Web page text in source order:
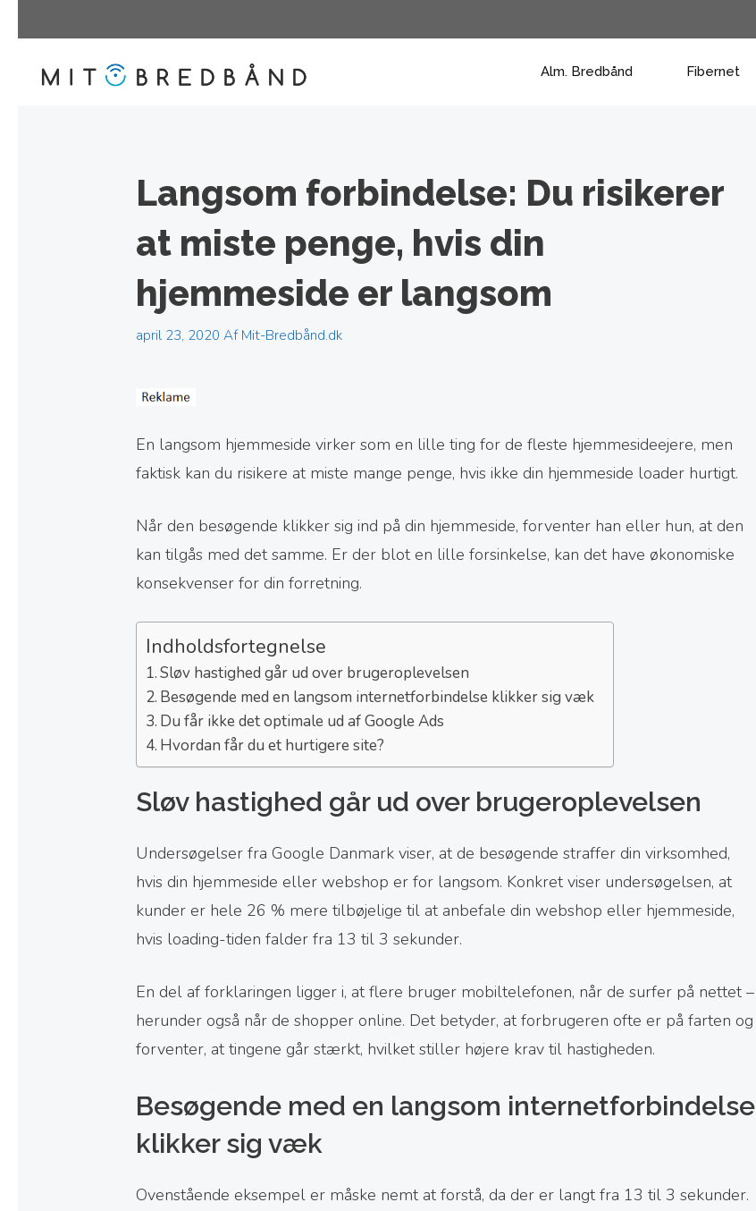
til
indhold
Alm. Bredbånd Fibernet
Langsom forbindelse: Du risikerer
at miste penge, hvis din
hjemmeside er langsom
april 23, 2020 Af Mit-Bredbånd.dk
En langsom hjemmeside virker som en lille ting for de fleste hjemmesideejere, men
faktisk kan du risikere at miste mange penge, hvis ikke din hjemmeside loader hurtigt.
Når den besøgende klikker sig ind på din hjemmeside, forventer han eller hun, at den
kan tilgås med det samme. Er der blot en lille forsinkelse, kan det have økonomiske
konsekvenser for din forretning.
Indholdsfortegnelse
Sløv hastighed går ud over brugeroplevelsen
Besøgende med en langsom internetforbindelse klikker sig væk
Du får ikke det optimale ud af Google Ads
Hvordan får du et hurtigere site?
Sløv hastighed går ud over brugeroplevelsen
Undersøgelser fra Google Danmark viser, at de besøgende straffer din virksomhed,
hvis din hjemmeside eller webshop er for langsom. Konkret viser undersøgelsen, at
kunder er hele 26 % mere tilbøjelige til at anbefale din webshop eller hjemmeside,
hvis loading-tiden falder fra 13 til 3 sekunder.
En del af forklaringen ligger i, at flere bruger mobiltelefonen, når de surfer på nettet –
herunder også når de shopper online. Det betyder, at forbrugeren ofte er på farten og
forventer, at tingene går stærkt, hvilket stiller højere krav til hastigheden.
Besøgende med en langsom internetforbindelse
klikker sig væk
Ovenstående eksempel er måske nemt at forstå, da der er langt fra 13 til 3 sekunder.